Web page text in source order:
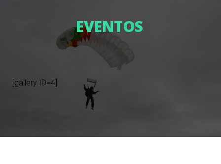
EVENTOS
[gallery ID=4]